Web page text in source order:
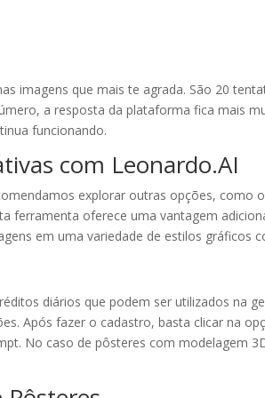
imagens que mais te agrada. São 20
a resposta da plataforma fica mais
funcionando.
com Leonardo.AI
explorar outras opções, como o
ferramenta oferece uma vantagem
em uma variedade de estilos gráficos
diários que podem ser utilizados na
Após fazer o cadastro, basta clicar na
No caso de pôsteres com modelagem